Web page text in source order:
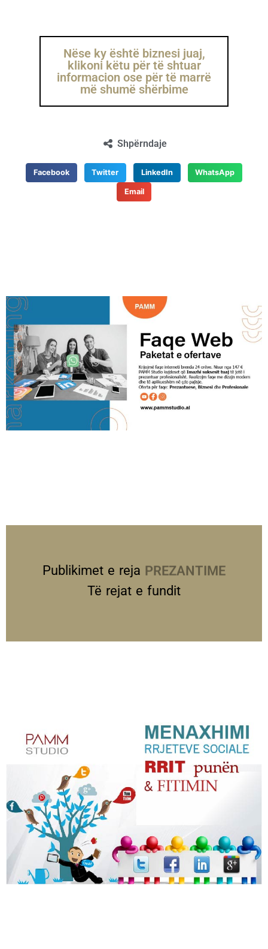
Nëse ky është biznesi juaj,
klikoni këtu për të shtuar
informacion ose për të marrë
më shumë shërbime
Shpërndaje
Facebook Twitter LinkedIn WhatsApp
Email
Publikimet e reja PREZANTIME
Të rejat e fundit